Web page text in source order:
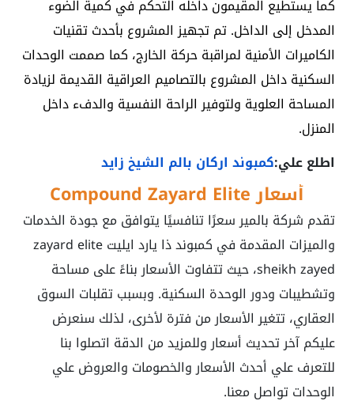
كما يستطيع المقيمون داخله التحكم في كمية الضوء
المدخل إلى الداخل. تم تجهيز المشروع بأحدث تقنيات
الكاميرات الأمنية لمراقبة حركة الخارج، كما صممت الوحدات
السكنية داخل المشروع بالتصاميم العراقية القديمة لزيادة
المساحة العلوية ولتوفير الراحة النفسية والدفء داخل
المنزل.
اطلع علي:كمبوند اركان بالم الشيخ زايد
أسعار Compound Zayard Elite
تقدم شركة بالمير سعرًا تنافسيًا يتوافق مع جودة الخدمات
والميزات المقدمة في كمبوند ذا يارد ايليت zayard elite
sheikh zayed، حيث تتفاوت الأسعار بناءً على مساحة
وتشطيبات ودور الوحدة السكنية. وبسبب تقلبات السوق
العقاري، تتغير الأسعار من فترة لأخرى، لذلك سنعرض
عليكم آخر تحديث أسعار وللمزيد من الدقة اتصلوا بنا
للتعرف علي أحدث الأسعار والخصومات والعروض علي
الوحدات تواصل معنا.